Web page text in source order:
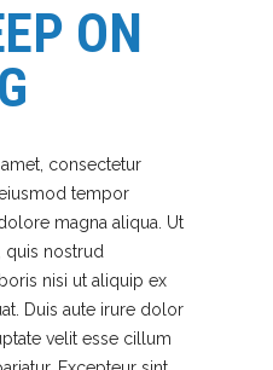
ON
consectetur
tempor
magna aliqua. Ut
quis nostrud
nisi ut aliquip ex
Duis aute irure dolor
velit esse cillum